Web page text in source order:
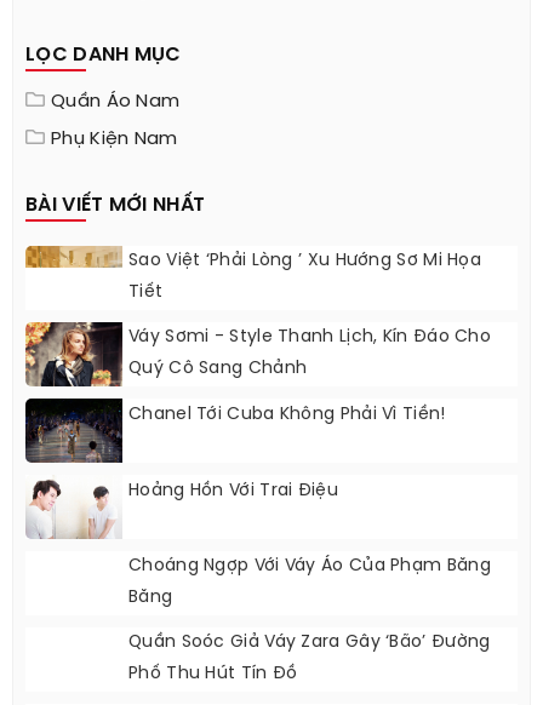
LỌC DANH MỤC
Quần Áo Nam
Phụ Kiện Nam
BÀI VIẾT MỚI NHẤT
Sao Việt ‘phải Lòng ’ Xu Hướng Sơ Mi Họa
Tiết
Váy Sơmi - Style Thanh Lịch, Kín Đáo Cho
Quý Cô Sang Chảnh
Chanel Tới Cuba Không Phải Vì Tiền!
Hoảng Hồn Với Trai Điệu
Choáng Ngợp Với Váy Áo Của Phạm Băng
Băng
Quần Soóc Giả Váy Zara Gây ‘bão’ Đường
Phố Thu Hút Tín Đồ